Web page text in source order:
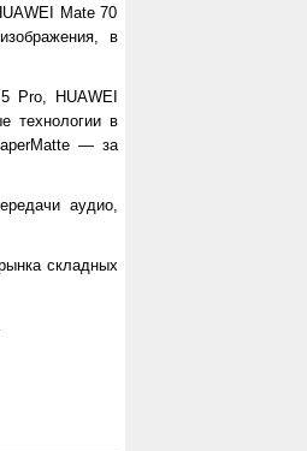
Mate 70
в
Pro, HUAWEI
технологии в
— за
аудио,
складных